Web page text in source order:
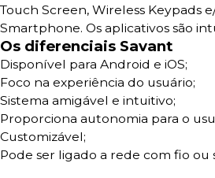
Touch Screen, Wireless Keypads
Smartphone. Os aplicativos são
Os diferenciais Savant
Disponível para Android e iOS;
Foco na experiência do usuário;
Sistema amigável e intuitivo;
Proporciona autonomia para o
Customizável;
Pode ser ligado a rede com fio ou